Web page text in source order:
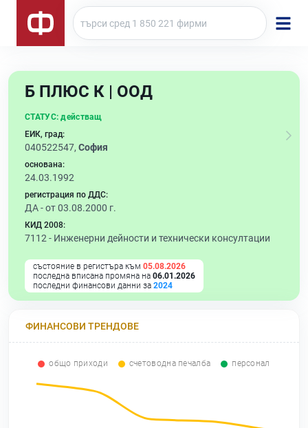
Б ПЛЮС К | ООД
СТАТУС: действащ
ЕИК, град:
040522547, София
основана:
24.03.1992
регистрация по ДДС:
ДА - от 03.08.2000 г.
КИД 2008:
7112 - Инженерни дейности и технически консултации
състояние в регистъра към 05.08.2026
последна вписана промяна на 06.01.2026
последни финансови данни за 2024
ФИНАНСОВИ ТРЕНДОВЕ
общо приходи счетоводна печалба персонал